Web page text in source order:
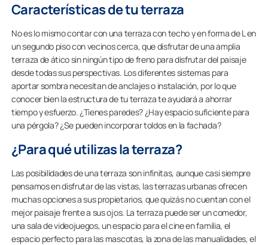
Características de tu terraza
No es lo mismo contar con una terraza con techo y en forma de L en
un segundo piso con vecinos cerca, que disfrutar de una amplia
terraza de ático sin ningún tipo de freno para disfrutar del paisaje
desde todas sus perspectivas. Los diferentes sistemas para
aportar sombra necesitan de anclajes o instalación, por lo que
conocer bien la estructura de tu terraza te ayudará a ahorrar
tiempo y esfuerzo. ¿Tienes paredes? ¿Hay espacio suficiente para
una pérgola? ¿Se pueden incorporar toldos en la fachada?
¿Para qué utilizas la terraza?
Las posibilidades de una terraza son infinitas, aunque casi siempre
pensamos en disfrutar de las vistas, las terrazas urbanas ofrecen
muchas opciones a sus propietarios, que quizás no cuentan con el
mejor paisaje frente a sus ojos. La terraza puede ser un comedor,
una sala de videojuegos, un espacio para el cine en familia, el
espacio perfecto para las mascotas, la zona de las manualidades, el